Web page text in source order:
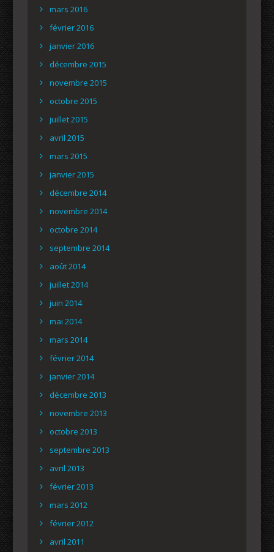
mars 2016
février 2016
janvier 2016
décembre 2015
novembre 2015
octobre 2015
juillet 2015
avril 2015
mars 2015
janvier 2015
décembre 2014
novembre 2014
octobre 2014
septembre 2014
août 2014
juillet 2014
juin 2014
mai 2014
mars 2014
février 2014
janvier 2014
décembre 2013
novembre 2013
octobre 2013
septembre 2013
avril 2013
février 2013
mars 2012
février 2012
avril 2011